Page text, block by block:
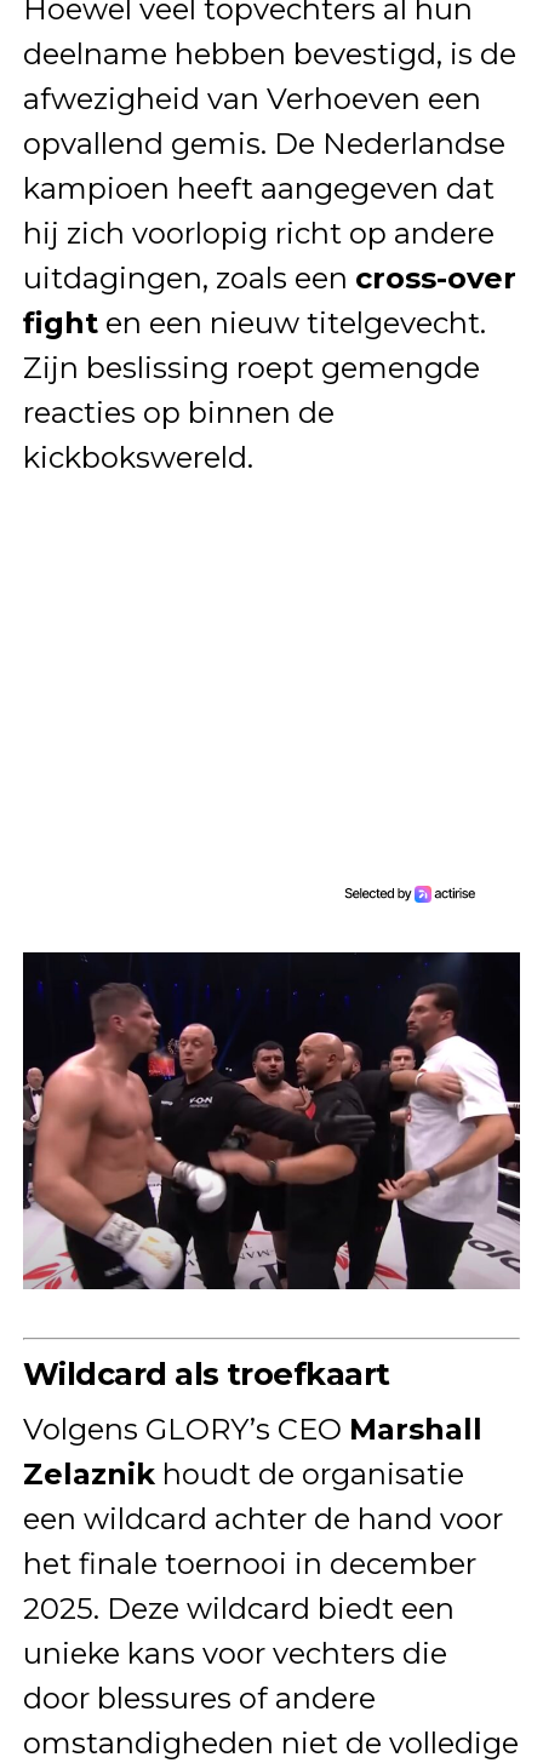
Hoewel veel topvechters al hun
deelname hebben bevestigd, is de
afwezigheid van Verhoeven een
opvallend gemis. De Nederlandse
kampioen heeft aangegeven dat
hij zich voorlopig richt op andere
uitdagingen, zoals een cross-over
fighten een nieuw titelgevecht.
Zijn beslissing roept gemengde
reacties op binnen de
kickbokswereld.
Wildcard als troefkaart
Volgens GLORY’s CEO Marshall
Zelaznikhoudt de organisatie
een wildcard achter de hand voor
het finale toernooi in december
2025. Deze wildcard biedt een
unieke kans voor vechters die
door blessures of andere
omstandigheden niet de volledige